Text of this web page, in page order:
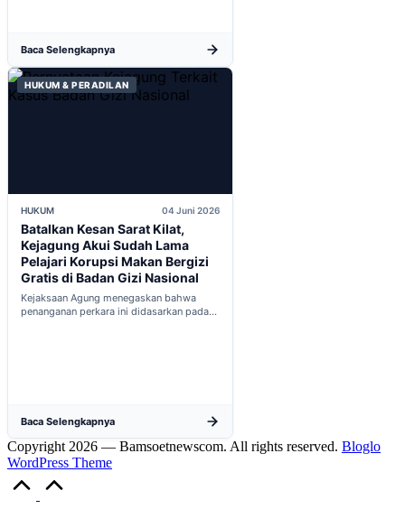
Baca Selengkapnya
HUKUM & PERADILAN
HUKUM 04 Juni 2026
Batalkan Kesan Sarat Kilat,
Kejagung Akui Sudah Lama
Pelajari Korupsi Makan Bergizi
Gratis di Badan Gizi Nasional
Kejaksaan Agung menegaskan bahwa
penanganan perkara ini didasarkan pada
Baca Selengkapnya
Copyright 2026 — Bamsoetnewscom. All rights reserved. Bloglo
WordPress Theme